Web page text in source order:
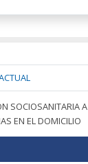
SOCIOSANITARIA A
EN EL DOMICILIO